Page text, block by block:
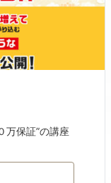
万保証”の講座